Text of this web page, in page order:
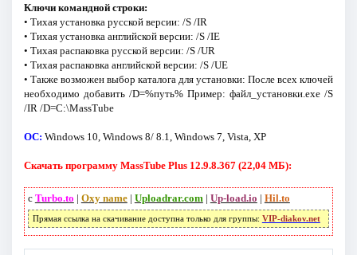
Ключи командной строки:
• Тихая установка русской версии: /S /IR
• Тихая установка английской версии: /S /IE
• Тихая распаковка русской версии: /S /UR
• Тихая распаковка английской версии: /S /UE
• Также возможен выбор каталога для установки: После всех ключей
необходимо добавить /D=%путь% Пример: файл_установки.exe /S
/IR /D=C:\MassTube
ОС: Windows 10, Windows 8/ 8.1, Windows 7, Vista, XP
Скачать программу MassTube Plus 12.9.8.367 (22,04 МБ):
с Turbo.to | Oxy name| Uploadrar.com | Up-load.io | Hil.to
Прямая ссылка на скачивание доступна только для группы: VIP-diakov.net